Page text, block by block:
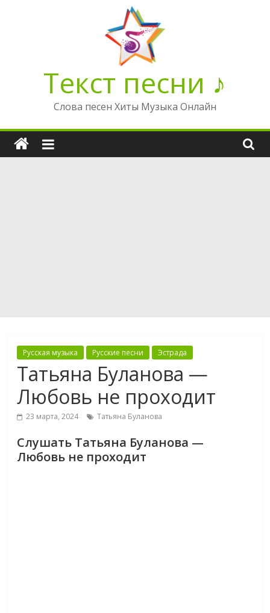
Текст песни ♪
Слова песен Хиты Музыка Онлайн
Русская музыка Русские песни Эстрада
Татьяна Буланова —
Любовь не проходит
23 марта, 2024 Татьяна Буланова
Слушать Татьяна Буланова —
Любовь не проходит